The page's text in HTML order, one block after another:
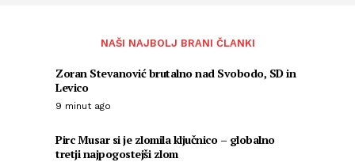
NAŠI NAJBOLJ BRANI ČLANKI
Zoran Stevanović brutalno nad Svobodo, SD in
Levico
9 minut ago
Pirc Musar si je zlomila ključnico – globalno
tretji najpogostejši zlom